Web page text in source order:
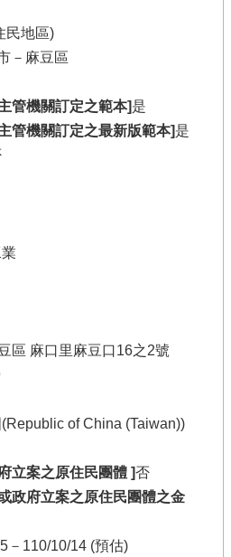
民地區)
－麻豆區
管機關訂定之範本]是
管機關訂定之最新版範本]是
區 麻口里麻豆口16之2號
of China (Taiwan))
立案之原住民團體 ]否
政府立案之原住民團體之金
－110/10/14 (預估)